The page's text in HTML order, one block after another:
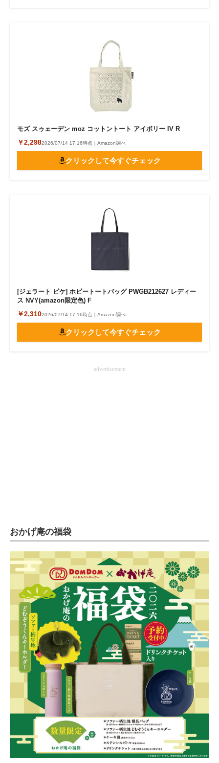
モズ スゥェーデン moz コットントート アイボリー IV R
￥2,2982026/07/14 17:16時点｜Amazon調べ
クリックして今すぐチェック
[ジェラート ピケ] ホビートートバッグ PWGB212627 レディー
ス NVY(amazon限定色) F
￥2,3102026/07/14 17:16時点｜Amazon調べ
クリックして今すぐチェック
advertisement
おかげ庵の福袋